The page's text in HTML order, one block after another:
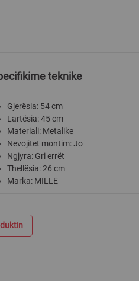
teknike
Gjerësia: 54 cm
Lartësia: 45 cm
Materiali: Metalike
Nevojitet montim: Jo
Ngjyra: Gri errët
Thellësia: 26 cm
Marka: MILLE